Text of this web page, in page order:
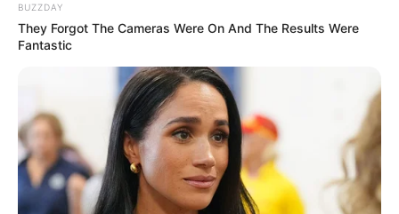
Langka Banget! 10 Pose Lucu
Katak yang Bikin Ketawa
Gemes
BUZZDAY
They Forgot The Cameras Were On And The Results Were
Fantastic